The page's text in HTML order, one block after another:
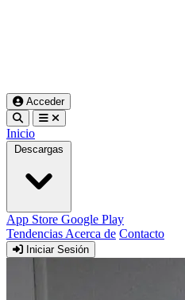
Acceder
Inicio
Descargas
App Store Google Play
Tendencias Acerca de Contacto
Iniciar Sesión